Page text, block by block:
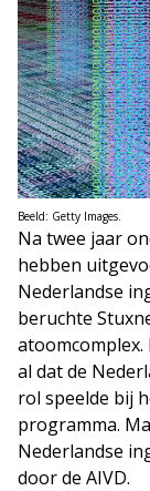
Beeld: Getty Images.
Na twee jaar
hebben
Nederlandse
beruchte
al dat de
rol speelde bij
programma.
Nederlandse
door de AIVD.